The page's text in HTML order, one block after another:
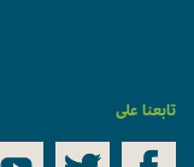
تابعنا على